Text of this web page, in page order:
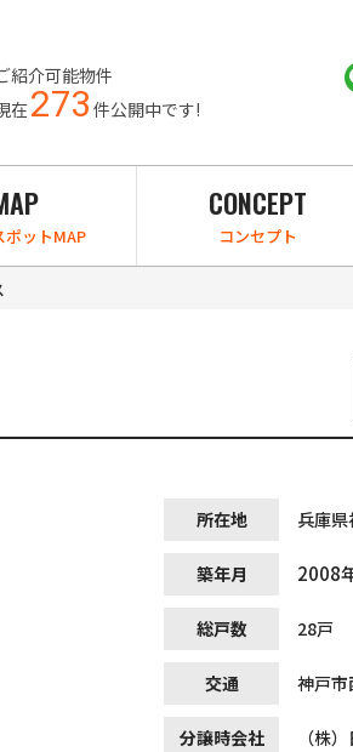
紹介可能物件
在273 件公開中です!
ポットMAP
CONCEPT
コンセプト
所在地 兵庫
築年月 2008
総戸数 28戸
交通 神戸
分譲時会社 （株